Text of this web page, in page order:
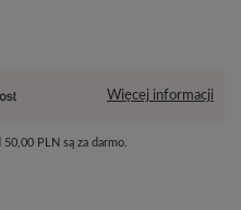
Więcej informacji
50,00 PLN są za darmo.